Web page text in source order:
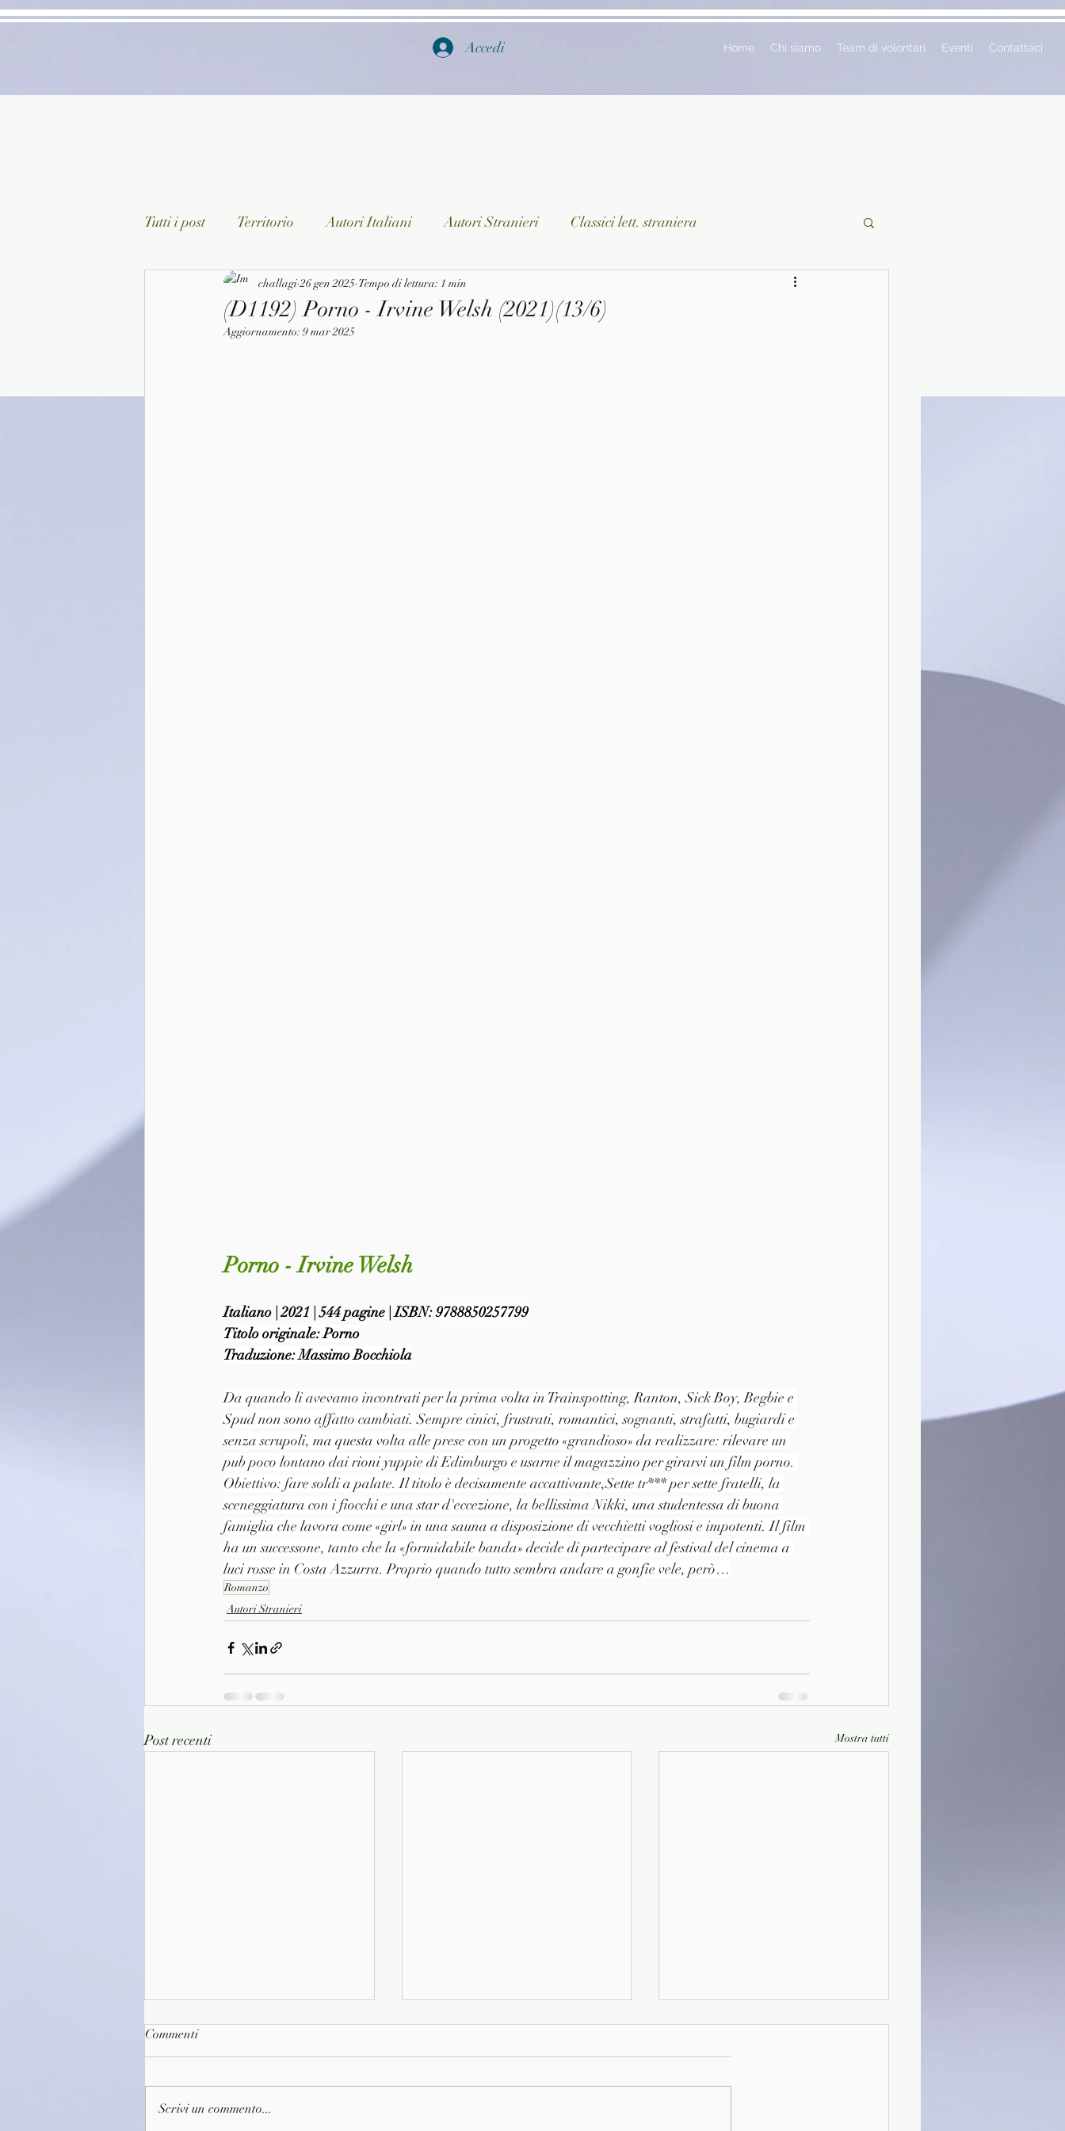
Accedi Home Chi siamo Team di volontari Eventi Contattaci
Tutti i post Territorio Autori Italiani Autori Stranieri Classici lett. straniera
Classici lett. italiana Saggistica Ragazzi
(D1192) Porno - Irvine Welsh (2021)(13/6)
challagi 26 gen 2025 Tempo di lettura: 1 min
Aggiornamento:9 mar 2025
Porno - Irvine Welsh
Italiano | 2021 | 544 pagine | ISBN: 9788850257799
Titolo originale: Porno
Traduzione: Massimo Bocchiola
Da quando li avevamo incontrati per la prima volta in Trainspotting, Ranton, Sick Boy, Begbie e
Spud non sono affatto cambiati. Sempre cinici, frustrati, romantici, sognanti, strafatti, bugiardi e
senza scrupoli, ma questa volta alle prese con un progetto «grandioso» da realizzare: rilevare un
pub poco lontano dai rioni yuppie di Edimburgo e usarne il magazzino per girarvi un film porno.
Obiettivo: fare soldi a palate. Il titolo è decisamente accattivante,Sette tr*** per sette fratelli, la
sceneggiatura con i fiocchi e una star d'eccezione, la bellissima Nikki, una studentessa di buona
famiglia che lavora come «girl» in una sauna a disposizione di vecchietti vogliosi e impotenti. Il film
ha un successone, tanto che la «formidabile banda» decide di partecipare al festival del cinema a
luci rosse in Costa Azzurra. Proprio quando tutto sembra andare a gonfie vele, però…
Romanzo
Autori Stranieri
Post recenti Mostra tutti
Commenti
Scrivi un commento...